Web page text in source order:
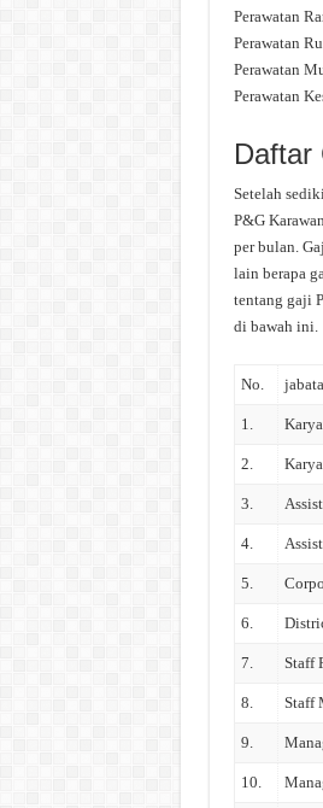
Perawatan
Perawatan
Perawatan
Perawatan
Daftar
Setelah
P&G
per bulan.
lain berapa
tentang gaji
di bawah ini.
No.
1.
2.
3.
4.
5.
6.
7. Staff
8. Staff
9.
10.